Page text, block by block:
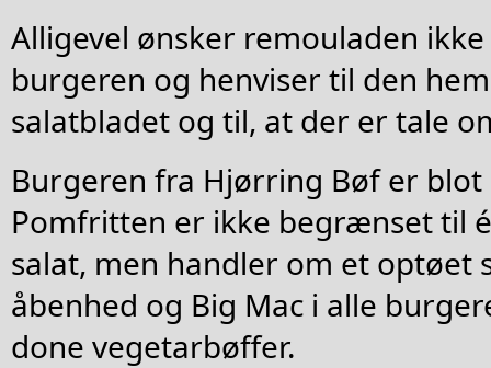
Alligevel ønsker remouladen
burgeren og henviser til den
salatbladet og til, at der er tale
Burgeren fra Hjørring Bøf er blot
Pomfritten er ikke begrænset til
salat, men handler om et optøet
åbenhed og Big Mac i alle
done vegetarbøffer.